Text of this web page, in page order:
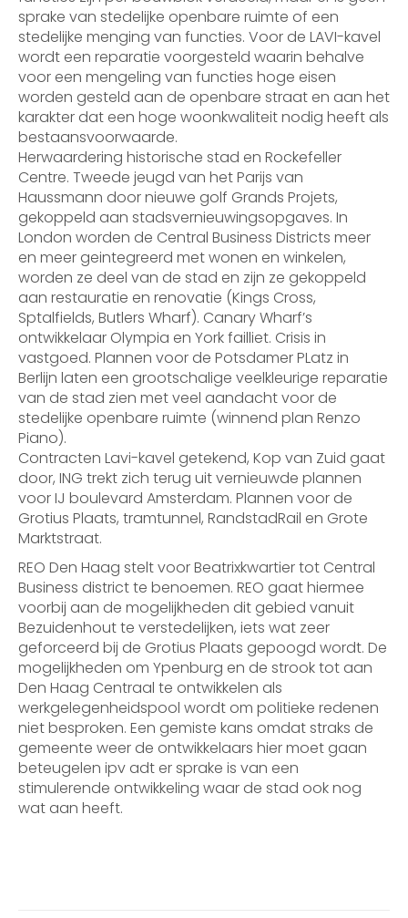
sprake van stedelijke openbare ruimte of een
stedelijke menging van functies. Voor de LAVI-kavel
wordt een reparatie voorgesteld waarin behalve
voor een mengeling van functies hoge eisen
worden gesteld aan de openbare straat en aan het
karakter dat een hoge woonkwaliteit nodig heeft als
bestaansvoorwaarde.
Herwaardering historische stad en Rockefeller
Centre. Tweede jeugd van het Parijs van
Haussmann door nieuwe golf Grands Projets,
gekoppeld aan stadsvernieuwingsopgaves. In
London worden de Central Business Districts meer
en meer geintegreerd met wonen en winkelen,
worden ze deel van de stad en zijn ze gekoppeld
aan restauratie en renovatie (Kings Cross,
Sptalfields, Butlers Wharf). Canary Wharf’s
ontwikkelaar Olympia en York failliet. Crisis in
vastgoed. Plannen voor de Potsdamer PLatz in
Berlijn laten een grootschalige veelkleurige reparatie
van de stad zien met veel aandacht voor de
stedelijke openbare ruimte (winnend plan Renzo
Piano).
Contracten Lavi-kavel getekend, Kop van Zuid gaat
door, ING trekt zich terug uit vernieuwde plannen
voor IJ boulevard Amsterdam. Plannen voor de
Grotius Plaats, tramtunnel, RandstadRail en Grote
Marktstraat.
REO Den Haag stelt voor Beatrixkwartier tot Central
Business district te benoemen. REO gaat hiermee
voorbij aan de mogelijkheden dit gebied vanuit
Bezuidenhout te verstedelijken, iets wat zeer
geforceerd bij de Grotius Plaats gepoogd wordt. De
mogelijkheden om Ypenburg en de strook tot aan
Den Haag Centraal te ontwikkelen als
werkgelegenheidspool wordt om politieke redenen
niet besproken. Een gemiste kans omdat straks de
gemeente weer de ontwikkelaars hier moet gaan
beteugelen ipv adt er sprake is van een
stimulerende ontwikkeling waar de stad ook nog
wat aan heeft.